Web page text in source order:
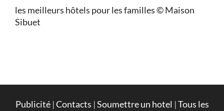
les meilleurs hôtels pour les familles © Maison
Sibuet
Publicité|Contacts |Soumettre un hotel |Tous les